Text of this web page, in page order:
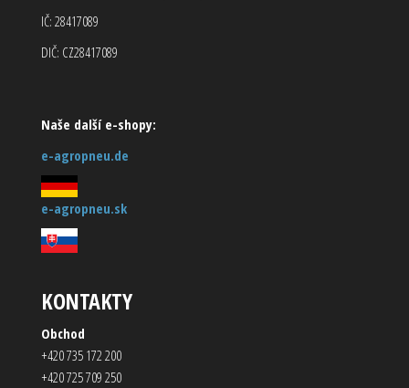
IČ: 28417089
DIČ: CZ28417089
Naše další e-shopy:
e-agropneu.de
e-agropneu.sk
KONTAKTY
Obchod
+420 735 172 200
+420 725 709 250